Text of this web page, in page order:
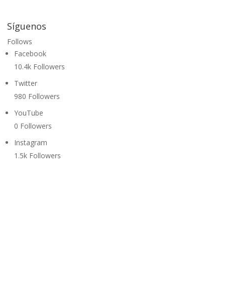
Síguenos
Follows
Facebook
10.4k Followers
Twitter
980 Followers
YouTube
0 Followers
Instagram
1.5k Followers